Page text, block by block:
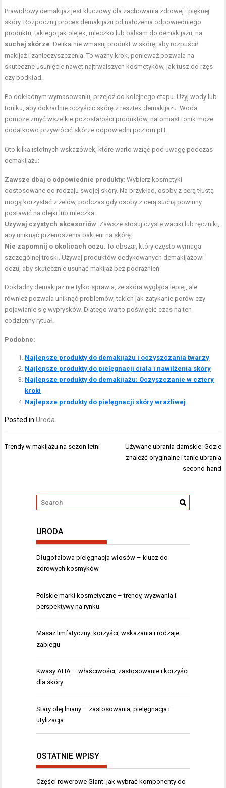
Prawidłowy demakijaż jest kluczowy dla zachowania zdrowej i pięknej
skóry. Rozpocznij proces demakijażu od nałożenia odpowiedniego
produktu, takiego jak olejek, mleczko lub balsam do demakijażu, na
suchej skórze . Delikatnie wmasuj produkt w skórę, aby rozpuścił
makijaż i zanieczyszczenia. To ważny krok, ponieważ pozwala na
skuteczne usunięcie nawet najtrwalszych kosmetyków, jak tusz do rzęs
czy podkład.
Po dokładnym wymasowaniu, przejdź do kolejnego etapu. Użyj wody lub
toniku, aby dokładnie oczyścić skórę z resztek demakijażu. Woda
pomoże zmyć wszelkie pozostałości produktów, natomiast tonik może
dodatkowo przywrócić skórze odpowiedni poziom pH.
Oto kilka istotnych wskazówek, które warto wziąć pod uwagę podczas
demakijażu:
Zawsze dbaj o odpowiednie produkty: Wybierz kosmetyki
dostosowane do rodzaju swojej skóry. Na przykład, osoby z cerą tłustą
mogą korzystać z żelów, podczas gdy osoby z cerą suchą powinny
postawić na olejki lub mleczka.
Używaj czystych akcesoriów: Zawsze stosuj czyste waciki lub ręczniki,
aby uniknąć przenoszenia bakterii na skórę.
Nie zapomnij o okolicach oczu: To obszar, który często wymaga
szczególnej troski. Używaj produktów dedykowanych demakijażowi
oczu, aby skutecznie usunąć makijaż bez podrażnień.
Dokładny demakijaż nie tylko sprawia, że skóra wygląda lepiej, ale
również pozwala uniknąć problemów, takich jak zatykanie porów czy
pojawianie się wyprysków. Dlatego warto poświęcić czas na ten
codzienny rytuał.
Podobne:
Najlepsze produkty do demakijażu i oczyszczania twarzy
Najlepsze produkty do pielęgnacji ciała i nawilżenia skóry
Najlepsze produkty do demakijażu: Oczyszczanie w cztery
kroki
Najlepsze produkty do pielęgnacji skóry wrażliwej
Posted inUroda
Nawigacja
Trendy w makijażu na sezon letni
Używane ubrania damskie: Gdzie
znaleźć oryginalne i tanie ubrania
second-hand
URODA
Długofalowa pielęgnacja włosów – klucz do
zdrowych kosmyków
Polskie marki kosmetyczne – trendy, wyzwania i
perspektywy na rynku
Masaż limfatyczny: korzyści, wskazania i rodzaje
zabiegu
Kwasy AHA – właściwości, zastosowanie i korzyści
dla skóry
Stary olej lniany – zastosowania, pielęgnacja i
utylizacja
OSTATNIE WPISY
Części rowerowe Giant: jak wybrać komponenty do